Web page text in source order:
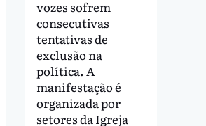
vozes sofrem
consecutivas
tentativas de
exclusão na
política. A
manifestação é
organizada por
setores da Igreja